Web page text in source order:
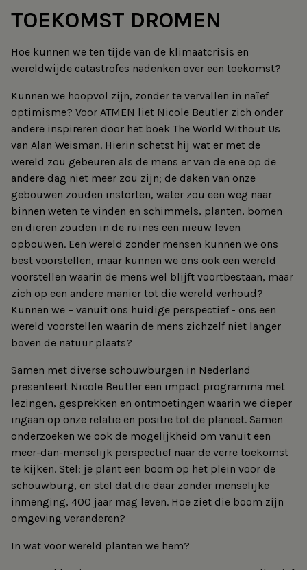
TOEKOMST DROMEN
Hoe kunnen we ten tijde van de klimaatcrisis en
wereldwijde catastrofes nadenken over een toekomst?
Kunnen we hoopvol zijn, zonder te vervallen in naïef
optimisme? Voor ATMEN liet Nicole Beutler zich onder
andere inspireren door het boek The World Without Us
van Alan Weisman. Hierin schetst hij wat er met de
wereld zou gebeuren als de mens er van de ene op de
andere dag niet meer zou zijn; de daken van onze
gebouwen zouden instorten, water zou een weg naar
binnen weten te vinden en schimmels, planten, bomen
en dieren zouden in de ruïnes een nieuw leven
opbouwen. Een wereld zonder mensen kunnen we ons
best voorstellen, maar kunnen we ons ook een wereld
voorstellen waarin de mens wel blijft voortbestaan, maar
zich op een andere manier tot die wereld verhoud?
Kunnen we – vanuit ons huidige perspectief - ons een
wereld voorstellen waarin de mens zichzelf niet langer
boven de natuur plaats?
Samen met diverse schouwburgen in Nederland
presenteert Nicole Beutler een impact programma met
lezingen, gesprekken en ontmoetingen waarin we dieper
ingaan op onze relatie en positie tot de planeet. Samen
onderzoeken we ook de mogelijkheid om vanuit een
meer-dan-menselijk perspectief naar de verre toekomst
te kijken. Stel: je plant een boom op het plein voor de
schouwburg, en stel dat die daar zonder menselijke
inmenging, 400 jaar mag leven. Hoe ziet die boom zijn
omgeving veranderen?
In wat voor wereld planten we hem?